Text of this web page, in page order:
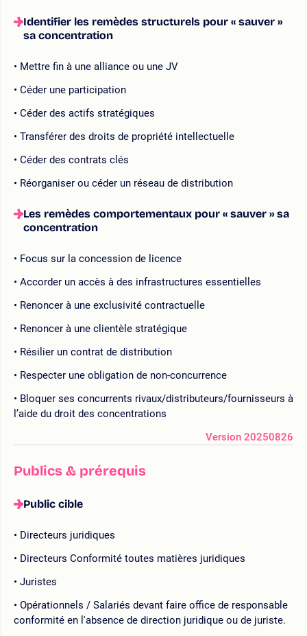
Identifier les remèdes structurels pour « sauver »
sa concentration
Mettre fin à une alliance ou une JV
Céder une participation
Céder des actifs stratégiques
Transférer des droits de propriété intellectuelle
Céder des contrats clés
Réorganiser ou céder un réseau de distribution
Les remèdes comportementaux pour « sauver » sa
concentration
Focus sur la concession de licence
Accorder un accès à des infrastructures essentielles
Renoncer à une exclusivité contractuelle
Renoncer à une clientèle stratégique
Résilier un contrat de distribution
Respecter une obligation de non-concurrence
Bloquer ses concurrents rivaux/distributeurs/fournisseurs à
l’aide du droit des concentrations
Version 20250826
Publics & prérequis
Public cible
Directeurs juridiques
Directeurs Conformité toutes matières juridiques
Juristes
Opérationnels / Salariés devant faire office de responsable
conformité en l'absence de direction juridique ou de juriste.